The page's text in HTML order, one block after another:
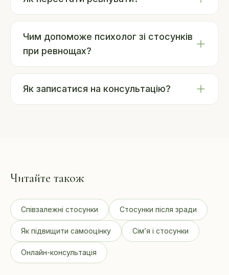
Чим допоможе психолог зі стосунків
при ревнощах?
Як записатися на консультацію?
Читайте також
Співзалежні стосунки Стосунки після зради
Як підвищити самооцінку Сім’я і стосунки
Онлайн-консультація